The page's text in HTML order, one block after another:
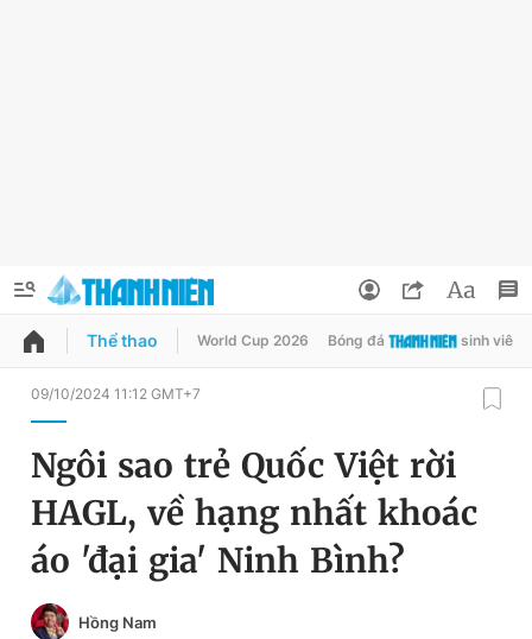
QUẢNG CÁO ĐẶT BÁO
Chuyên mục
Chuyên mục khác
Chào ngày mới
Đổi mật khẩu
Tin đã lưu
Tin đã xem
Thể thao World Cup 2026 Bóng đá sinh viên
09/10/2024 11:12 GMT+7
Ngôi sao trẻ Quốc Việt rời
HAGL, về hạng nhất khoác
áo 'đại gia' Ninh Bình?
Hồng Nam